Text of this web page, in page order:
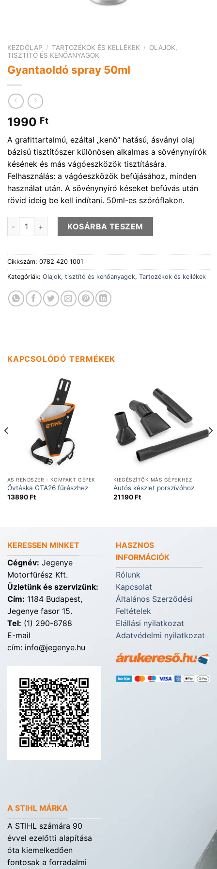
KEZDŐLAP / TARTOZÉKOK ÉS KELLÉKEK / OLAJOK,
TISZTÍTÓ ÉS KENŐANYAGOK
Gyantaoldó spray 50ml
1990 Ft
A grafittartalmú, ezáltal „kenő“ hatású, ásványi olaj
bázisú tisztítószer különösen alkalmas a sövénynyírók
késének és más vágóeszközök tisztítására.
Felhasználás: a vágóeszközök befújásához, minden
használat után. A sövénynyíró késeket befúvás után
rövid ideig be kell indítani. 50ml-es szóróflakon.
Gyantaoldó spray 50ml mennyiség
KOSÁRBA TESZEM
Cikkszám: 0782 420 1001
Kategóriák: Olajok, tisztító és kenőanyagok, Tartozékok és kellékek
KAPCSOLÓDÓ TERMÉKEK
AS RENDSZER - KOMPAKT GÉPEK
Övtáska GTA26 fűrészhez
13890Ft
KIEGÉSZÍTŐK MÁS GÉPEKHEZ
Autós készlet porszívóhoz
21190Ft
KERESSEN MINKET
Cégnév: Jegenye
Motorfűrész Kft.
Üzletünk és szervizünk:
Cím: 1184 Budapest,
Jegenye fasor 15.
Tel: (1) 290-6788
E-mail
cím: info@jegenye.hu
HASZNOS
INFORMÁCIÓK
Rólunk
Kapcsolat
Általános Szerződési
Feltételek
Elállási nyilatkozat
Adatvédelmi nyilatkozat
A STIHL MÁRKA
A STIHL számára 90
évvel ezelőtti alapítása
óta kiemelkedően
fontosak a forradalmi